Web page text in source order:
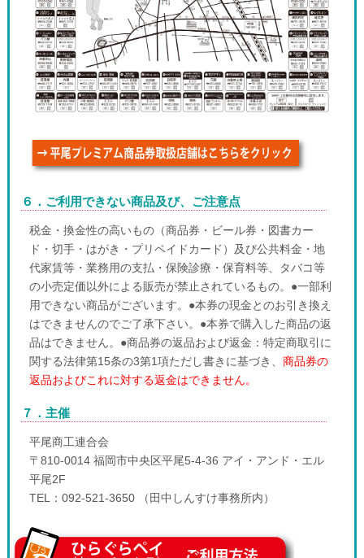
６．ご利用できない商品及び、ご注意点
税金・換金性の高いもの（商品券・ビール券・図書カー
ド・切手・はがき・プリペイドカード）及び公共料金・地
代家賃等・業務用の支払・保険診療・保育料等、タバコ等
の小売定価以外による販売が禁止されているもの。●一部利
用できない商品がございます。●本券の現金とのお引き換え
はできませんのでご了承下さい。●本券で購入した商品の返
品はできません。●商品券の返品および返金：特定商取引に
関する法律第15条の3第1項ただし書きに基づき、 商品券の
返品およびこれに対する返金はできません。
７．主催
平尾商工連合会
〒810-0014 福岡市中央区平尾5-4-36 アイ・アンド・エル
平尾2F
TEL：092-521-3650 （田中しんすけ事務所内）